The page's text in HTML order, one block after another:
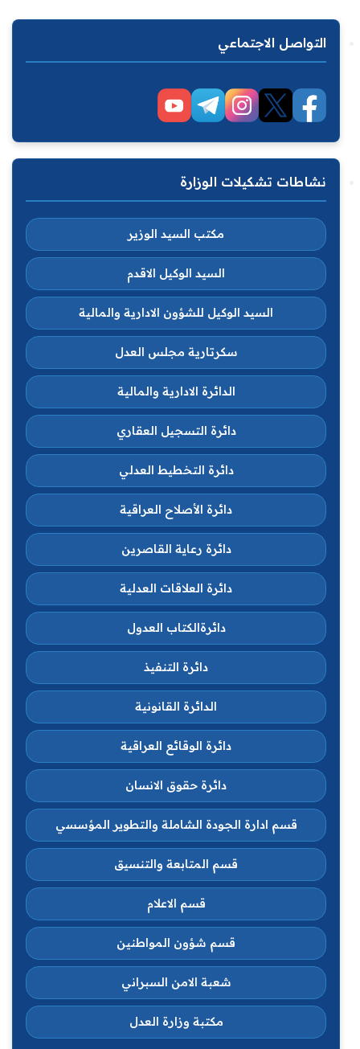
التواصل الاجتماعي
نشاطات تشكيلات الوزارة
مكتب السيد الوزير
السيد الوكيل الاقدم
السيد الوكيل للشؤون الادارية والمالية
سكرتارية مجلس العدل
الدائرة الادارية والمالية
دائرة التسجيل العقاري
دائرة التخطيط العدلي
دائرة الأصلاح العراقية
دائرة رعاية القاصرين
دائرة العلاقات العدلية
دائرةالكتاب العدول
دائرة التنفيذ
الدائرة القانونية
دائرة الوقائع العراقية
دائرة حقوق الانسان
قسم ادارة الجودة الشاملة والتطوير المؤسسي
قسم المتابعة والتنسيق
قسم الاعلام
قسم شؤون المواطنين
شعبة الامن السبراني
مكتبة وزارة العدل